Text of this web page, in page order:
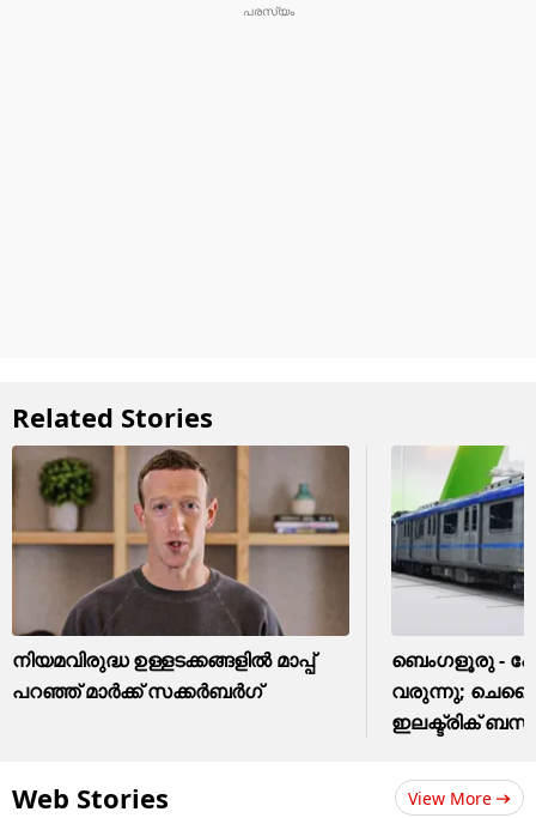
Related Stories
നിയമവിരുദ്ധ ഉള്ളടക്കങ്ങളിൽ മാപ്പ്
പറഞ്ഞ് മാർക്ക് സക്കർബർഗ്
ബെംഗളൂരു -
വരുന്നു;
ഇലക്ട്രിക്
Web Stories View More